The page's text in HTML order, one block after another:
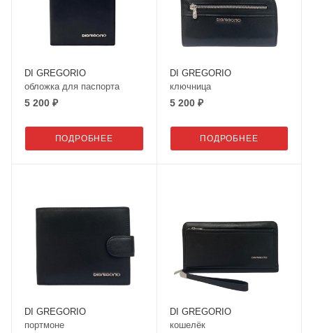
DI GREGORIO
обложка для паспорта
5 200 ₽
ПОДРОБНЕЕ
DI GREGORIO
ключница
5 200 ₽
ПОДРОБНЕЕ
DI GREGORIO
портмоне
DI GREGORIO
кошелёк